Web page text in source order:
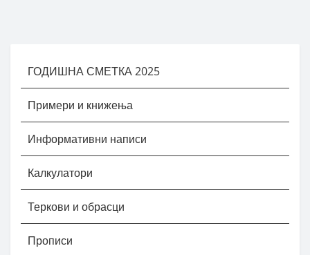
ГОДИШНА СМЕТКА 2025
Примери и книжења
Информативни написи
Калкулатори
Теркови и обрасци
Прописи